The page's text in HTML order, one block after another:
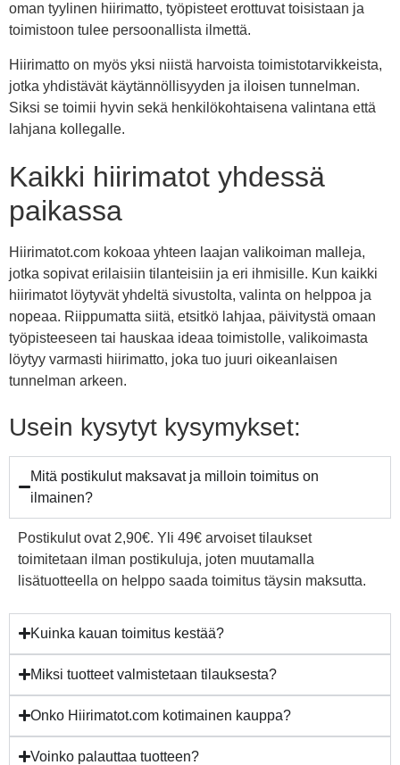
oman tyylinen hiirimatto, työpisteet erottuvat toisistaan ja
toimistoon tulee persoonallista ilmettä.
Hiirimatto on myös yksi niistä harvoista toimistotarvikkeista,
jotka yhdistävät käytännöllisyyden ja iloisen tunnelman.
Siksi se toimii hyvin sekä henkilökohtaisena valintana että
lahjana kollegalle.
Kaikki hiirimatot yhdessä
paikassa
Hiirimatot.com kokoaa yhteen laajan valikoiman malleja,
jotka sopivat erilaisiin tilanteisiin ja eri ihmisille. Kun kaikki
hiirimatot löytyvät yhdeltä sivustolta, valinta on helppoa ja
nopeaa. Riippumatta siitä, etsitkö lahjaa, päivitystä omaan
työpisteeseen tai hauskaa ideaa toimistolle, valikoimasta
löytyy varmasti hiirimatto, joka tuo juuri oikeanlaisen
tunnelman arkeen.
Usein kysytyt kysymykset:
Mitä postikulut maksavat ja milloin toimitus on
ilmainen?
Postikulut ovat 2,90€. Yli 49€ arvoiset tilaukset
toimitetaan ilman postikuluja, joten muutamalla
lisätuotteella on helppo saada toimitus täysin maksutta.
Kuinka kauan toimitus kestää?
Miksi tuotteet valmistetaan tilauksesta?
Onko Hiirimatot.com kotimainen kauppa?
Voinko palauttaa tuotteen?